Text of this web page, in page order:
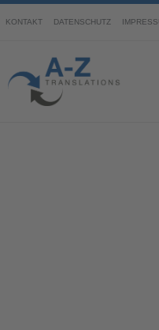
KONTAKT DATENSCHUTZ